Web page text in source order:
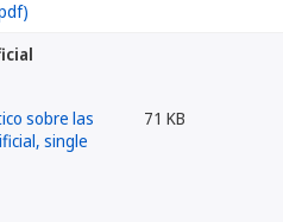
71 KB